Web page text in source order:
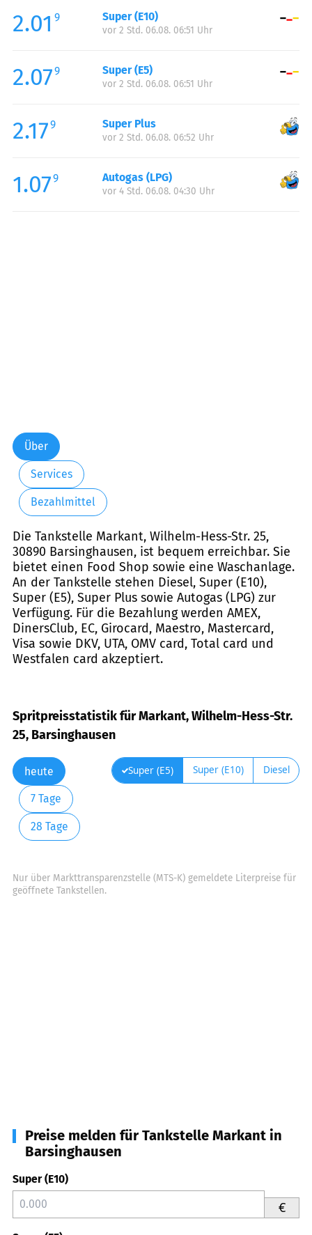
Samstag:
07:00-22:00
Sonntag:
2.01 9 Super (E10)
vor 2 Std. 06.08. 06:51 Uhr
2.079 Super (E5)
vor 2 Std. 06.08. 06:51 Uhr
2.179 Super Plus
vor 2 Std. 06.08. 06:52 Uhr
1.079 Autogas (LPG)
vor 4 Std. 06.08. 04:30 Uhr
Über
Services
Bezahlmittel
Die Tankstelle Markant, Wilhelm-Hess-Str. 25,
30890 Barsinghausen, ist bequem erreichbar. Sie
bietet einen Food Shop sowie eine Waschanlage.
An der Tankstelle stehen Diesel, Super (E10),
Super (E5), Super Plus sowie Autogas (LPG) zur
Verfügung. Für die Bezahlung werden AMEX,
DinersClub, EC, Girocard, Maestro, Mastercard,
Visa sowie DKV, UTA, OMV card, Total card und
Westfalen card akzeptiert.
Spritpreisstatistik für Markant, Wilhelm-Hess-Str.
25, Barsinghausen
heute
7 Tage
28 Tage
Super (E5) Super (E10) Diesel
Nur über Markttransparenzstelle (MTS-K) gemeldete Literpreise für
geöffnete Tankstellen.
Preise melden für Tankstelle Markant in
Barsinghausen
Super (E10)
€